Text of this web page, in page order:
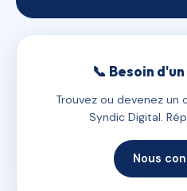
📞 Besoin
Trouvez ou devenez un
Syndic Digital.
Nous